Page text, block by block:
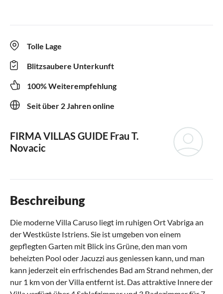
Tolle Lage
Blitzsaubere Unterkunft
100% Weiterempfehlung
Seit über 2 Jahren online
FIRMA VILLAS GUIDE Frau T.
Novacic
Beschreibung
Die moderne Villa Caruso liegt im ruhigen Ort Vabriga an
der Westküste Istriens. Sie ist umgeben von einem
gepflegten Garten mit Blick ins Grüne, den man vom
beheizten Pool oder Jacuzzi aus geniessen kann, und man
kann jederzeit ein erfrischendes Bad am Strand nehmen, der
nur 1 km von der Villa entfernt ist. Das attraktive Innere der